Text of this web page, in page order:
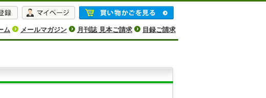
ム メールマガジン 月刊誌 見本ご請求 目録ご請求